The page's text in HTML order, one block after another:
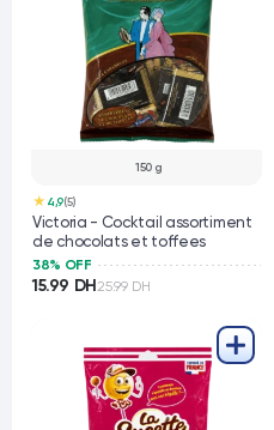
150 g
★ 4,9(5)
Victoria - Cocktail assortiment
de chocolats et toffees
38% OFF
15.99 DH 25.99 DH